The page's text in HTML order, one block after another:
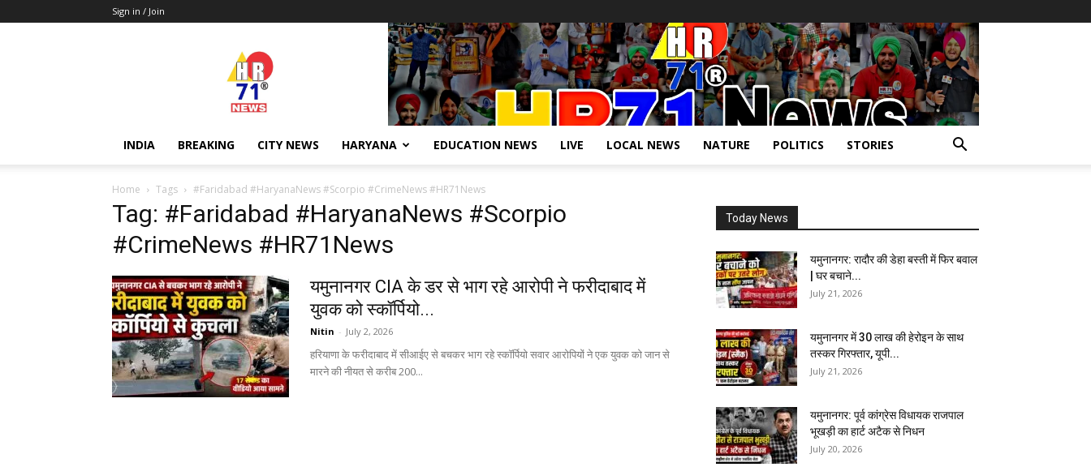
Sign in / Join
Hr71news
INDIA BREAKING CITY NEWS HARYANA EDUCATION NEWS LIVE LOCAL NEWS NATURE POLITICS STORIES
Home Tags #Faridabad #HaryanaNews #Scorpio #CrimeNews #HR71News
Tag: #Faridabad #HaryanaNews #Scorpio
#CrimeNews #HR71News
यमुनानगर CIA के डर से भाग रहे आरोपी ने फरीदाबाद में
युवक को स्कॉर्पियो...
Nitin - July 2, 2026
हरियाणा के फरीदाबाद में सीआईए से बचकर भाग रहे स्कॉर्पियो सवार आरोपियों ने एक युवक को जान से
मारने की नीयत से करीब 200...
Today News
यमुनानगर: रादौर की डेहा बस्ती में फिर बवाल
| घर बचाने...
July 21, 2026
यमुनानगर में 30 लाख की हेरोइन के साथ
तस्कर गिरफ्तार, यूपी...
July 21, 2026
यमुनानगर: पूर्व कांग्रेस विधायक राजपाल
भूखड़ी का हार्ट अटैक से निधन
July 20, 2026